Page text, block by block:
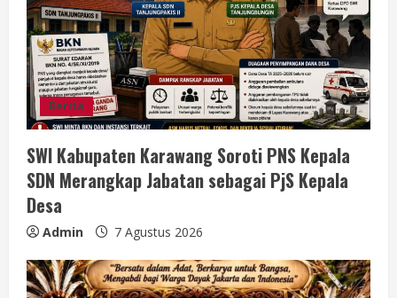
e
a
d
i
n
g
Berita
SWI Kabupaten Karawang Soroti PNS Kepala
SDN Merangkap Jabatan sebagai PjS Kepala
Desa
Admin 7 Agustus 2026